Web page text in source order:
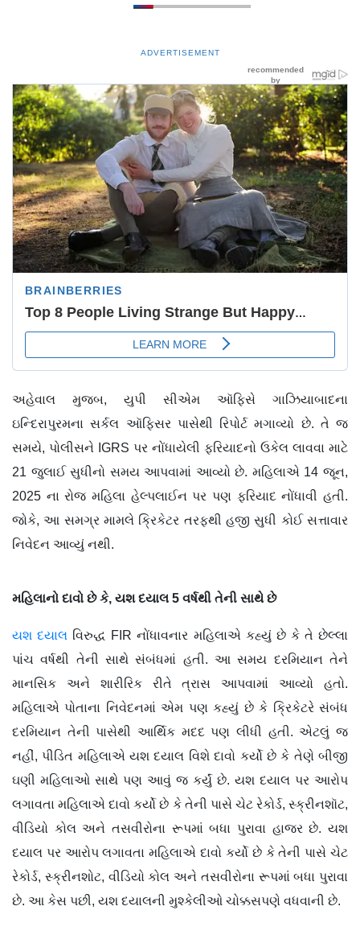
ADVERTISEMENT
અહેવાલ મુજબ, યુપી સીએમ ઑફિસે ગાઝિયાબાદના
ઇન્દિરાપુરમના સર્કલ ઑફિસર પાસેથી રિપોર્ટ મગાવ્યો છે. તે જ
સમયે, પોલીસને IGRS પર નોંધાયેલી ફરિયાદનો ઉકેલ લાવવા માટે
21 જુલાઈ સુધીનો સમય આપવામાં આવ્યો છે. મહિલાએ 14 જૂન,
2025 ના રોજ મહિલા હેલ્પલાઈન પર પણ ફરિયાદ નોંધાવી હતી.
જોકે, આ સમગ્ર મામલે ક્રિકેટર તરફથી હજી સુધી કોઈ સત્તાવાર
નિવેદન આવ્યું નથી.
મહિલાનો દાવો છે કે, યશ દયાલ 5 વર્ષથી તેની સાથે છે
યશ દયાલ વિરુદ્ધ FIR નોંધાવનાર મહિલાએ કહ્યું છે કે તે છેલ્લા
પાંચ વર્ષથી તેની સાથે સંબંધમાં હતી. આ સમય દરમિયાન તેને
માનસિક અને શારીરિક રીતે ત્રાસ આપવામાં આવ્યો હતો.
મહિલાએ પોતાના નિવેદનમાં એમ પણ કહ્યું છે કે ક્રિકેટરે સંબંધ
દરમિયાન તેની પાસેથી આર્થિક મદદ પણ લીધી હતી. એટલું જ
નહીં, પીડિત મહિલાએ યશ દયાલ વિશે દાવો કર્યો છે કે તેણે બીજી
ઘણી મહિલાઓ સાથે પણ આવું જ કર્યું છે. યશ દયાલ પર આરોપ
લગાવતા મહિલાએ દાવો કર્યો છે કે તેની પાસે ચેટ રેકોર્ડ, સ્ક્રીનશૉટ,
વીડિયો કોલ અને તસવીરોના રૂપમાં બધા પુરાવા હાજર છે. યશ
દયાલ પર આરોપ લગાવતા મહિલાએ દાવો કર્યો છે કે તેની પાસે ચેટ
રેકોર્ડ, સ્ક્રીનશોટ, વીડિયો કોલ અને તસવીરોના રૂપમાં બધા પુરાવા
છે. આ કેસ પછી, યશ દયાલની મુશ્કેલીઓ ચોક્કસપણે વધવાની છે.